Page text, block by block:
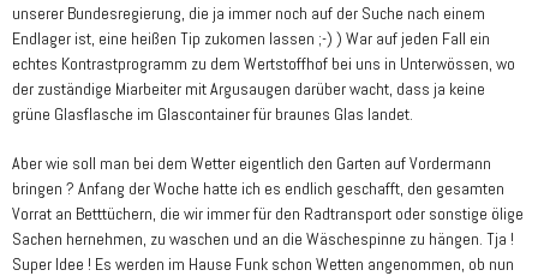
unserer Bundesregierung, die ja immer noch auf der Suche nach einem
Endlager ist, eine heißen Tip zukomen lassen ;-) ) War auf jeden Fall ein
echtes Kontrastprogramm zu dem Wertstoffhof bei uns in Unterwössen, wo
der zuständige Miarbeiter mit Argusaugen darüber wacht, dass ja keine
grüne Glasflasche im Glascontainer für braunes Glas landet.
Aber wie soll man bei dem Wetter eigentlich den Garten auf Vordermann
bringen ? Anfang der Woche hatte ich es endlich geschafft, den gesamten
Vorrat an Betttüchern, die wir immer für den Radtransport oder sonstige ölige
Sachen hernehmen, zu waschen und an die Wäschespinne zu hängen. Tja !
Super Idee ! Es werden im Hause Funk schon Wetten angenommen, ob nun